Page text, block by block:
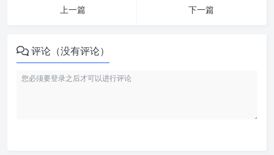
上一篇
下一篇
评论（没有评论）